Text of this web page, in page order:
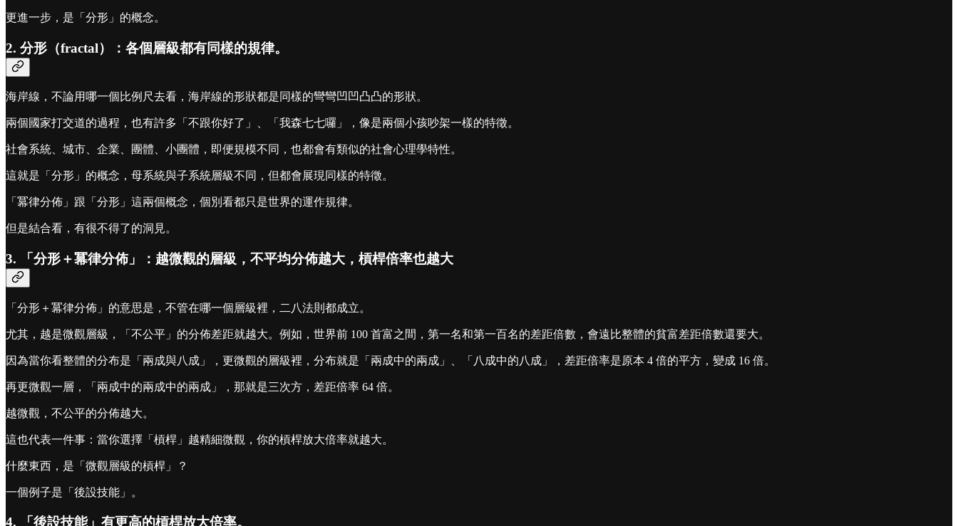
更進一步，是「分形」的概念。
2. 分形（fractal）：各個層級都有同樣的規律。
海岸線，不論用哪一個比例尺去看，海岸線的形狀都是同樣的彎彎凹凹凸凸的形狀。
兩個國家打交道的過程，也有許多「不跟你好了」、「我森七七囉」，像是兩個小孩吵架一樣的特徵。
社會系統、城市、企業、團體、小團體，即便規模不同，也都會有類似的社會心理學特性。
這就是「分形」的概念，母系統與子系統層級不同，但都會展現同樣的特徵。
「冪律分佈」跟「分形」這兩個概念，個別看都只是世界的運作規律。
但是結合看，有很不得了的洞見。
3. 「分形＋冪律分佈」：越微觀的層級，不平均分佈越大，槓桿倍率也越大
「分形＋冪律分佈」的意思是，不管在哪一個層級裡，二八法則都成立。
尤其，越是微觀層級，「不公平」的分佈差距就越大。例如，世界前 100 首富之間，第一名和第一百名的差距倍數，會遠比整體的貧富差距倍數還要大。
因為當你看整體的分布是「兩成與八成」，更微觀的層級裡，分布就是「兩成中的兩成」、「八成中的八成」，差距倍率是原本 4 倍的平方，變成 16 倍。
再更微觀一層，「兩成中的兩成中的兩成」，那就是三次方，差距倍率 64 倍。
越微觀，不公平的分佈越大。
這也代表一件事：當你選擇「槓桿」越精細微觀，你的槓桿放大倍率就越大。
什麼東西，是「微觀層級的槓桿」？
一個例子是「後設技能」。
4. 「後設技能」有更高的槓桿放大倍率。